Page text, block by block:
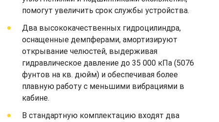
помогут увеличить срок службы устройства.
Два высококачественных гидроцилиндра,
оснащенные демпферами, амортизируют
открывание челюстей, выдерживая
гидравлическое давление до 35 000 кПа (5076
фунтов на кв. дюйм) и обеспечивая более
плавную работу с меньшими вибрациями в
кабине.
В стандартную комплектацию входят два